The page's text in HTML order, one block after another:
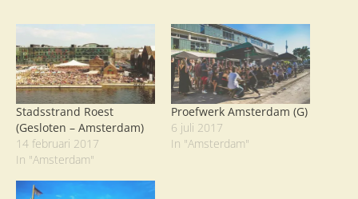
Stadsstrand Roest
(Gesloten – Amsterdam)
14 februari 2017
In "Amsterdam"
Proefwerk Amsterdam (G)
6 juli 2017
In "Amsterdam"